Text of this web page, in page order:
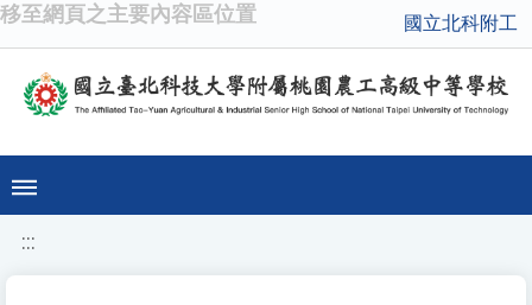
移至網頁之主要內容區位置 國立北科附工
:::